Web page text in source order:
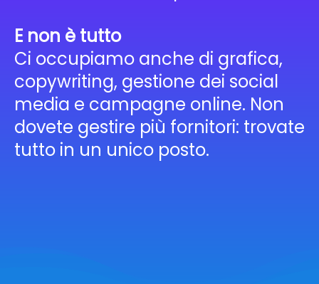
E non è tutto
Ci occupiamo anche di grafica,
copywriting, gestione dei social
media e campagne online. Non
dovete gestire più fornitori: trovate
tutto in un unico posto.